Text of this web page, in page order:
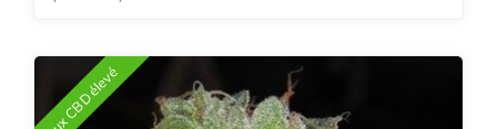
Taux CBD élevé